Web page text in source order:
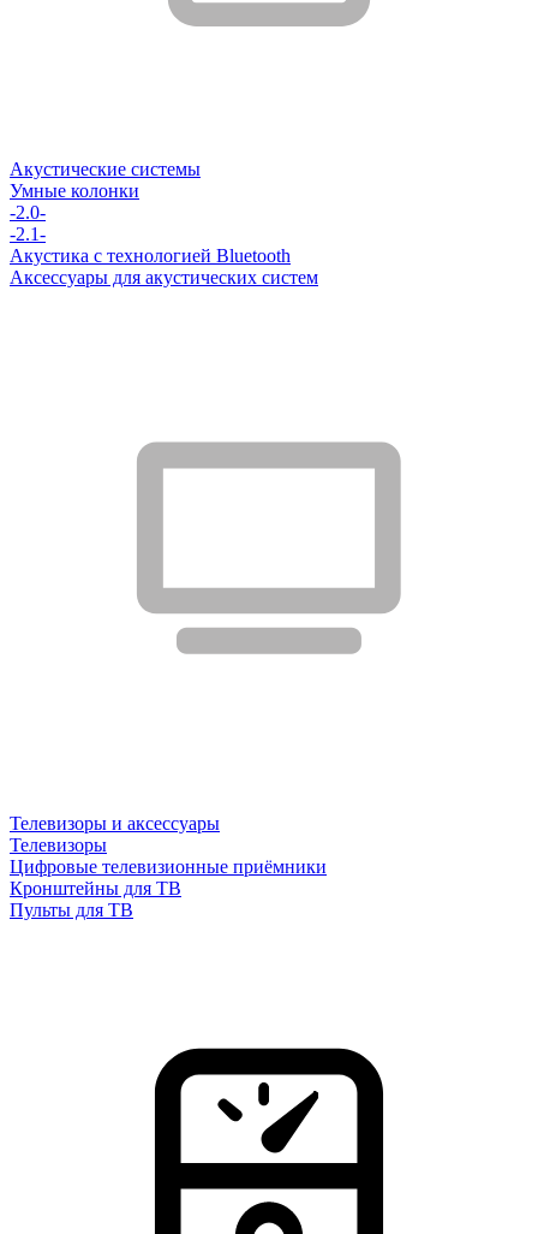
Акустические системы
Умные колонки
-2.0-
-2.1-
Акустика с технологией Bluetooth
Аксессуары для акустических систем
Телевизоры и аксессуары
Телевизоры
Цифровые телевизионные приёмники
Кронштейны для ТВ
Пульты для ТВ